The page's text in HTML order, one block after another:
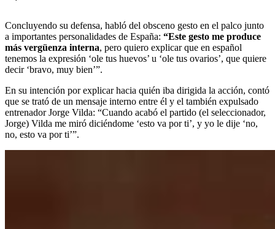
Concluyendo su defensa, habló del obsceno gesto en el palco junto
a importantes personalidades de España: “Este gesto me produce
más vergüenza interna, pero quiero explicar que en español
tenemos la expresión ‘ole tus huevos’ u ‘ole tus ovarios’, que quiere
decir ‘bravo, muy bien’”.
En su intención por explicar hacia quién iba dirigida la acción, contó
que se trató de un mensaje interno entre él y el también expulsado
entrenador Jorge Vilda: “Cuando acabó el partido (el seleccionador,
Jorge) Vilda me miró diciéndome ‘esto va por ti’, y yo le dije ‘no,
no, esto va por ti’”.